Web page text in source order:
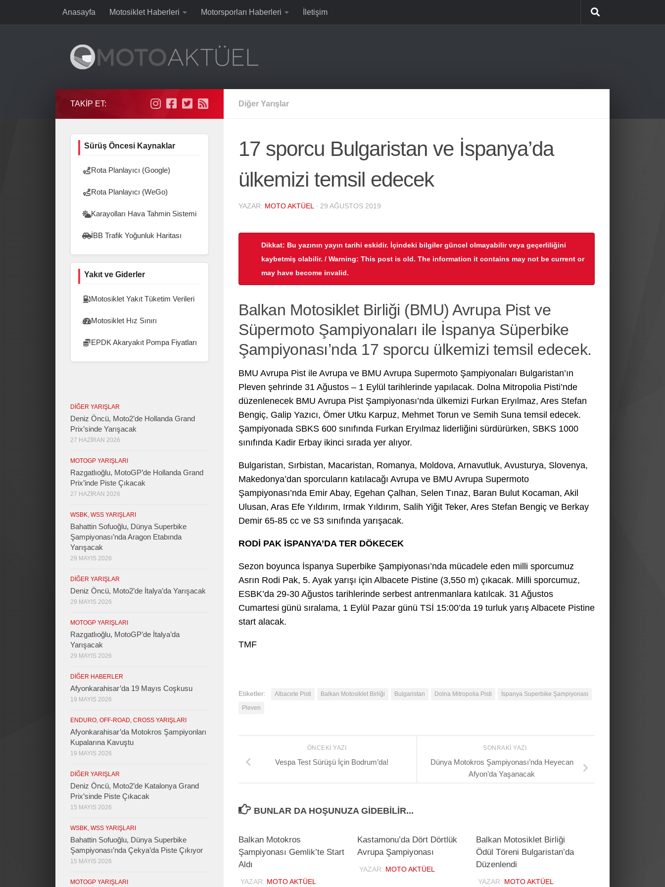
Skip to contentAnasayfa Motosiklet Haberleri Motorsporları Haberleri İletişim
Diğer Yarışlar
17 sporcu Bulgaristan ve İspanya’da
ülkemizi temsil edecek
YAZAR: MOTO AKTÜEL · 29 AĞUSTOS 2019
Dikkat: Bu yazının yayın tarihi eskidir. İçindeki bilgiler güncel olmayabilir veya geçerliliğini
kaybetmiş olabilir. / Warning: This post is old. The information it contains may not be current or
may have become invalid.
Balkan Motosiklet Birliği (BMU) Avrupa Pist ve
Süpermoto Şampiyonaları ile İspanya Süperbike
Şampiyonası’nda 17 sporcu ülkemizi temsil edecek.
BMU Avrupa Pist ile Avrupa ve BMU Avrupa Supermoto Şampiyonaları Bulgaristan’ın
Pleven şehrinde 31 Ağustos – 1 Eylül tarihlerinde yapılacak. Dolna Mitropolia Pisti’nde
düzenlenecek BMU Avrupa Pist Şampiyonası’nda ülkemizi Furkan Eryılmaz, Ares Stefan
Bengiç, Galip Yazıcı, Ömer Utku Karpuz, Mehmet Torun ve Semih Suna temsil edecek.
Şampiyonada SBKS 600 sınıfında Furkan Eryılmaz liderliğini sürdürürken, SBKS 1000
sınıfında Kadir Erbay ikinci sırada yer alıyor.
Bulgaristan, Sırbistan, Macaristan, Romanya, Moldova, Arnavutluk, Avusturya, Slovenya,
Makedonya’dan sporcuların katılacağı Avrupa ve BMU Avrupa Supermoto
Şampiyonası’nda Emir Abay, Egehan Çalhan, Selen Tınaz, Baran Bulut Kocaman, Akil
Ulusan, Aras Efe Yıldırım, Irmak Yıldırım, Salih Yiğit Teker, Ares Stefan Bengiç ve Berkay
Demir 65-85 cc ve S3 sınıfında yarışacak.
RODİ PAK İSPANYA’DA TER DÖKECEK
Sezon boyunca İspanya Superbike Şampiyonası’nda mücadele eden milli sporcumuz
Asrın Rodi Pak, 5. Ayak yarışı için Albacete Pistine (3,550 m) çıkacak. Milli sporcumuz,
ESBK’da 29-30 Ağustos tarihlerinde serbest antrenmanlara katılcak. 31 Ağustos
Cumartesi günü sıralama, 1 Eylül Pazar günü TSİ 15:00’da 19 turluk yarış Albacete Pistine
start alacak.
TMF
Etiketler: Albacete Pisti Balkan Motosiklet Birliği Bulgaristan Dolna Mitropolia Pisti
İspanya Superbike Şampiyonası
Pleven
SONRAKI YAZI
Dünya Motokros Şampiyonası’nda Heyecan
Afyon’da Yaşanacak
ÖNCEKI YAZI
Vespa Test Sürüşü İçin Bodrum’da!
BUNLAR DA HOŞUNUZA GIDEBILIR...
Balkan Motokros
Şampiyonası Gemlik’te Start
Aldı
YAZAR: MOTO AKTÜEL
Kastamonu’da Dört Dörtlük
Avrupa Şampiyonası
YAZAR: MOTO AKTÜEL
Balkan Motosiklet Birliği
Ödül Töreni Bulgaristan’da
Düzenlendi
YAZAR: MOTO AKTÜEL
TAKIP ET:
Sürüş Öncesi Kaynaklar
Rota Planlayıcı (Google)
Rota Planlayıcı (WeGo)
Karayolları Hava Tahmin Sistemi
İBB Trafik Yoğunluk Haritası
Yakıt ve Giderler
Motosiklet Yakıt Tüketim Verileri
Motosiklet Hız Sınırı
EPDK Akaryakıt Pompa Fiyatları
DIĞER YARIŞLAR
Deniz Öncü, Moto2’de Hollanda Grand
Prix’sinde Yarışacak
27 HAZIRAN 2026
MOTOGP YARIŞLARI
Razgatlıoğlu, MotoGP’de Hollanda Grand
Prix’inde Piste Çıkacak
27 HAZIRAN 2026
WSBK, WSS YARIŞLARI
Bahattin Sofuoğlu, Dünya Superbike
Şampiyonası’nda Aragon Etabında
Yarışacak
29 MAYIS 2026
DIĞER YARIŞLAR
Deniz Öncü, Moto2’de İtalya’da Yarışacak
29 MAYIS 2026
MOTOGP YARIŞLARI
Razgatlıoğlu, MotoGP’de İtalya’da
Yarışacak
29 MAYIS 2026
DIĞER HABERLER
Afyonkarahisar’da 19 Mayıs Coşkusu
19 MAYIS 2026
ENDURO, OFF-ROAD, CROSS YARIŞLARI
Afyonkarahisar’da Motokros Şampiyonları
Kupalarına Kavuştu
19 MAYIS 2026
DIĞER YARIŞLAR
Deniz Öncü, Moto2’de Katalonya Grand
Prix’sinde Piste Çıkacak
15 MAYIS 2026
WSBK, WSS YARIŞLARI
Bahattin Sofuoğlu, Dünya Superbike
Şampiyonası’nda Çekya’da Piste Çıkıyor
15 MAYIS 2026
MOTOGP YARIŞLARI